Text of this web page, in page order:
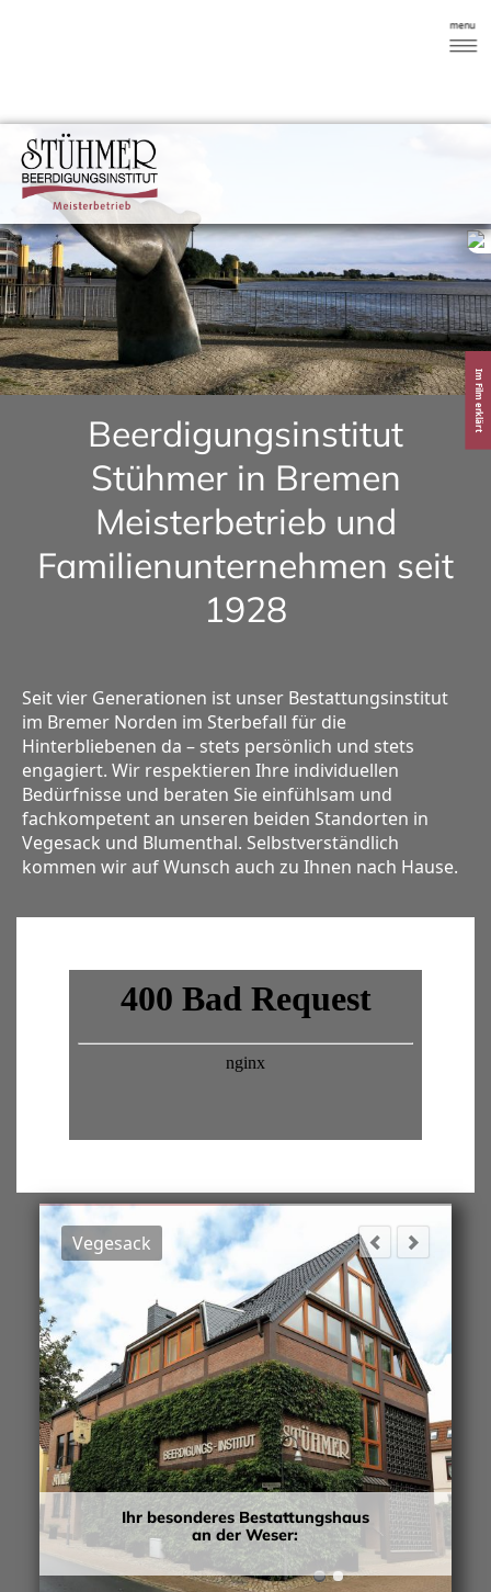
Beerdigungsinstitut
Stühmer in Bremen
Meisterbetrieb und
Familienunternehmen seit
1928
Seit vier Generationen ist unser Bestattungsinstitut
im Bremer Norden im Sterbefall für die
Hinterbliebenen da – stets persönlich und stets
engagiert. Wir respektieren Ihre individuellen
Bedürfnisse und beraten Sie einfühlsam und
fachkompetent an unseren beiden Standorten in
Vegesack und Blumenthal. Selbstverständlich
kommen wir auf Wunsch auch zu Ihnen nach Hause.
Ihr besonderes Bestattungshaus
an der Weser:
Vegesack
Im Film erklärt